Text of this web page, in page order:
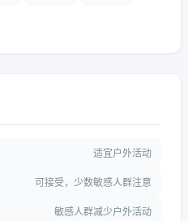
适宜户外活动
可接受，少数敏感人群注意
敏感人群减少户外活动